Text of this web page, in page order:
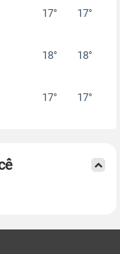
17° 17°
18° 18°
17° 17°